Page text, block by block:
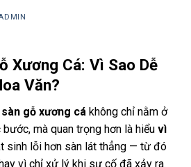
Xương Cá: Vì Sao Dễ
Văn?
gỗ xương cá không chỉ nằm ở
mà quan trọng hơn là hiểu vì
sinh lỗi hơn sàn lát thẳng — từ đó
vì chỉ xử lý khi sự cố đã xảy ra.